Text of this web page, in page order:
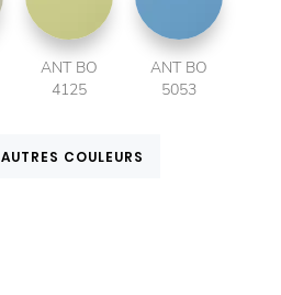
ANT BO
4125
ANT BO
5053
AUTRES COULEURS